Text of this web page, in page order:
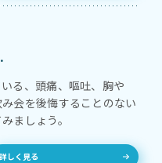
る、頭痛、嘔吐、胸や
会を後悔することのない
ましょう。
詳しく見る